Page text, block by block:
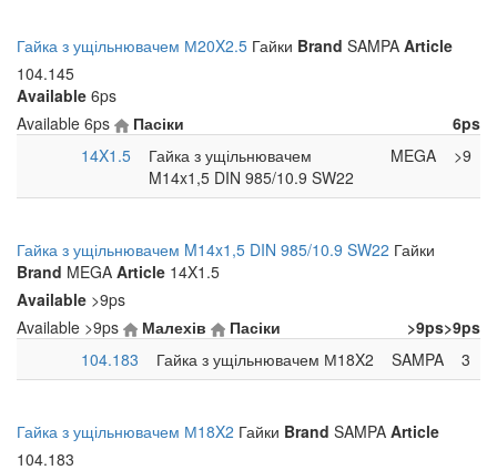
Гайка з ущільнювачем М20X2.5 Гайки Brand SAMPA Article
104.145
Available 6ps
Available 6ps Пасіки
6ps
14X1.5
Гайка з ущільнювачем
M14x1,5 DIN 985/10.9 SW22
MEGA >9
Гайка з ущільнювачем M14x1,5 DIN 985/10.9 SW22 Гайки
Brand MEGA Article 14X1.5
Available >9ps
Available >9ps Малехів >9ps
Пасіки
>9ps
104.183
Гайка з ущільнювачем М18X2 SAMPA 3
Гайка з ущільнювачем М18X2 Гайки Brand SAMPA Article
104.183